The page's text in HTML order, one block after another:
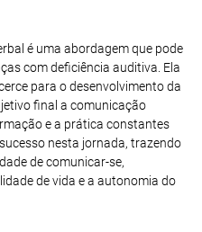
é uma abordagem que pode
com deficiência auditiva. Ela
para o desenvolvimento da
final a comunicação
e a prática constantes
nesta jornada, trazendo
de comunicar-se,
de vida e a autonomia do